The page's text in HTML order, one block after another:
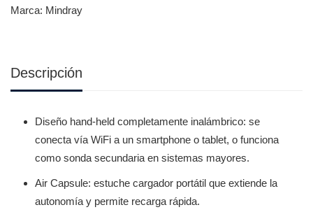
Marca: Mindray
Descripción
Diseño hand-held completamente inalámbrico: se
conecta vía WiFi a un smartphone o tablet, o funciona
como sonda secundaria en sistemas mayores.
Air Capsule: estuche cargador portátil que extiende la
autonomía y permite recarga rápida.